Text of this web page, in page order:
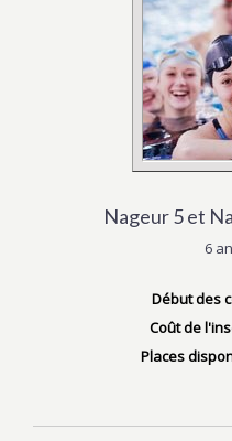
Nageur 5 et
6
Début des
Coût de
Places